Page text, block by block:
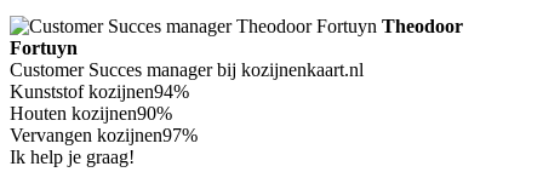
Theodoor
Fortuyn
Customer Succes manager bij kozijnenkaart.nl
Kunststof kozijnen94%
Houten kozijnen90%
Vervangen kozijnen97%
Ik help je graag!